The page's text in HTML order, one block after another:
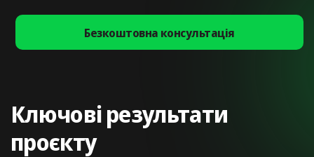
Безкоштовна консультація
Ключові результати
проєкту